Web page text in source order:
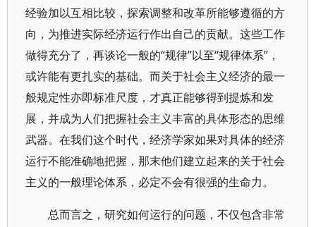
经验加以互相比较，探索调整和改革所能够遵循的方
向，为推进实际经济运行作出自己的贡献。这些工作
做得充分了，再谈论一般的“规律”以至“规律体系”，
或许能有更扎实的基础。而关于社会主义经济的最一
般规定性亦即标准尺度，才真正能够得到提炼和发
展，并成为人们把握社会主义丰富的具体形态的思维
武器。在我们这个时代，经济学家如果对具体的经济
运行不能准确地把握，那末他们建立起来的关于社会
主义的一般理论体系，必定不会有很强的生命力。
总而言之，研究如何运行的问题，不仅包含非常